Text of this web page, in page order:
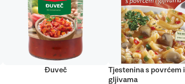
Đuveč
Tjestenina s povrćem i
gljivama